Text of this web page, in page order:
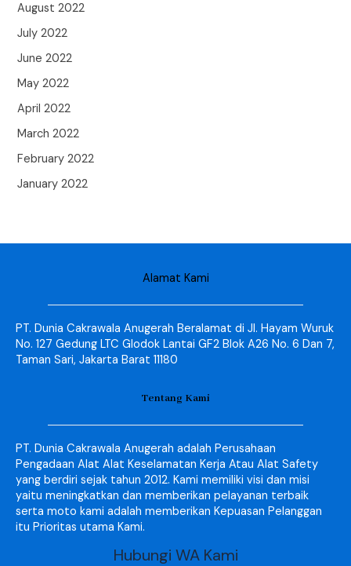
August 2022
July 2022
June 2022
May 2022
April 2022
March 2022
February 2022
January 2022
Alamat Kami
PT. Dunia Cakrawala Anugerah Beralamat di Jl. Hayam Wuruk
No. 127 Gedung LTC Glodok Lantai GF2 Blok A26 No. 6 Dan 7,
Taman Sari, Jakarta Barat 11180
Tentang Kami
PT. Dunia Cakrawala Anugerah adalah Perusahaan
Pengadaan Alat Alat Keselamatan Kerja Atau Alat Safety
yang berdiri sejak tahun 2012. Kami memiliki visi dan misi
yaitu meningkatkan dan memberikan pelayanan terbaik
serta moto kami adalah memberikan Kepuasan Pelanggan
itu Prioritas utama Kami.
Hubungi WA Kami